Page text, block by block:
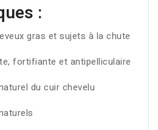
:
gras et sujets à la chute
fortifiante et antipelliculaire
du cuir chevelu